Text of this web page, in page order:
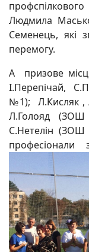
Людмила
Семенець, які
перемогу.
А призове
І.Перепічай,
№1); Л.Кисляк ,
Л.Голояд
С.Нетелін (ЗОШ